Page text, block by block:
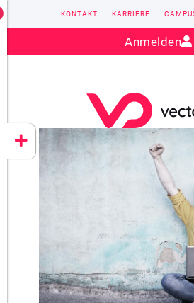
CONZEPT 16
YEET
Kontakt:
KONTAKT KARRIERE
Anmelden